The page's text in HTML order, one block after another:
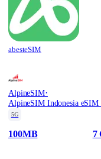
abesteSIM
AlpineSIM·
AlpineSIM Indonesia
5G
100MB 7